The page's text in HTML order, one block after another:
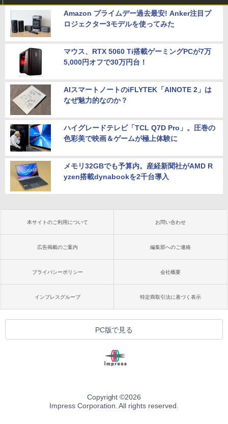
Amazon プライムデー過去最安! Anker注目プ
ロジェクター3モデルを使ってみた
マウス、RTX 5060 Ti搭載ゲーミングPCが7万
5,000円オフで30万円台！
AIスマートノートのiFLYTEK「AINOTE 2」は
なぜ魅力的なのか？
ハイグレードテレビ「TCL Q7D Pro」。圧巻の
色彩美で映画＆ゲームが極上体験に
メモリ32GBでも予算内。産経新聞社がAMD R
yzen搭載dynabookを2千台導入
本サイトのご利用について お問い合わせ
広告掲載のご案内 編集部へのご連絡
プライバシーポリシー 会社概要
インプレスグループ 特定商取引法に基づく表示
PC版で見る
Copyright ©2026
Impress Corporation. All rights reserved.